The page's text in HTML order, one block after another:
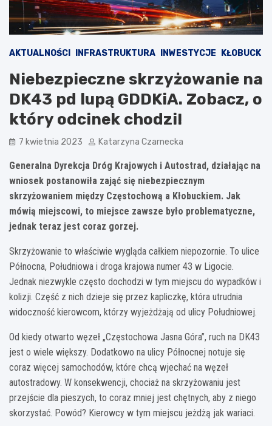
AKTUALNOŚCI INFRASTRUKTURA INWESTYCJE KŁOBUCK
Niebezpieczne skrzyżowanie na
DK43 pd lupą GDDKiA. Zobacz, o
który odcinek chodzi!
7 kwietnia 2023 Katarzyna Czarnecka
Generalna Dyrekcja Dróg Krajowych i Autostrad, działając na
wniosek postanowiła zająć się niebezpiecznym
skrzyżowaniem między Częstochową a Kłobuckiem. Jak
mówią miejscowi, to miejsce zawsze było problematyczne,
jednak teraz jest coraz gorzej.
Skrzyżowanie to właściwie wygląda całkiem niepozornie. To ulice
Północna, Południowa i droga krajowa numer 43 w Ligocie.
Jednak niezwykle często dochodzi w tym miejscu do wypadków i
kolizji. Część z nich dzieje się przez kapliczkę, która utrudnia
widoczność kierowcom, którzy wyjeżdżają od ulicy Południowej.
Od kiedy otwarto węzeł „Częstochowa Jasna Góra”, ruch na DK43
jest o wiele większy. Dodatkowo na ulicy Północnej notuje się
coraz więcej samochodów, które chcą wjechać na węzeł
autostradowy. W konsekwencji, chociaż na skrzyżowaniu jest
przejście dla pieszych, to coraz mniej jest chętnych, aby z niego
skorzystać. Powód? Kierowcy w tym miejscu jeżdżą jak wariaci.